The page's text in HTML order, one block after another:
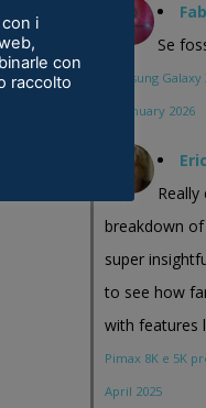
Se
Samsung
16 January 2026
breakdown
super
to see how
with features
Pimax 8K e 5K
April 2025
i
con
raccolto